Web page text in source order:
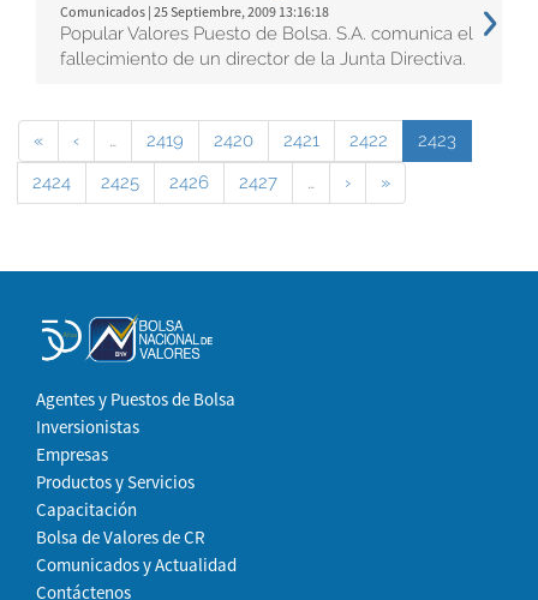
Comunicados | 25 Septiembre, 2009 13:16:18
Popular Valores Puesto de Bolsa. S.A. comunica el
fallecimiento de un director de la Junta Directiva.
« ‹ … 2419 2420 2421 2422
2423
2424
2425 2426 2427 … › »
Agentes y Puestos de Bolsa
Inversionistas
Empresas
Productos y Servicios
Capacitación
Bolsa de Valores de CR
Comunicados y Actualidad
Contáctenos